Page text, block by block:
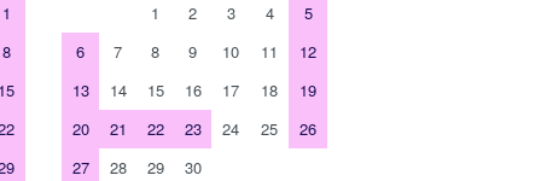
1
8
1
2 3 4
5
6
7 8 9 10 11
12
13
14 15 16 17 18
19
20
21 22 23 24 25
26
27
28 29 30